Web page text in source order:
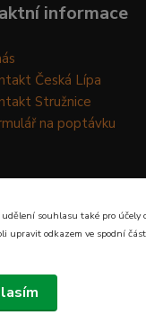
informace
Česká Lípa
Stružnice
na poptávku
souhlasu také pro účely
upravit odkazem ve spodní